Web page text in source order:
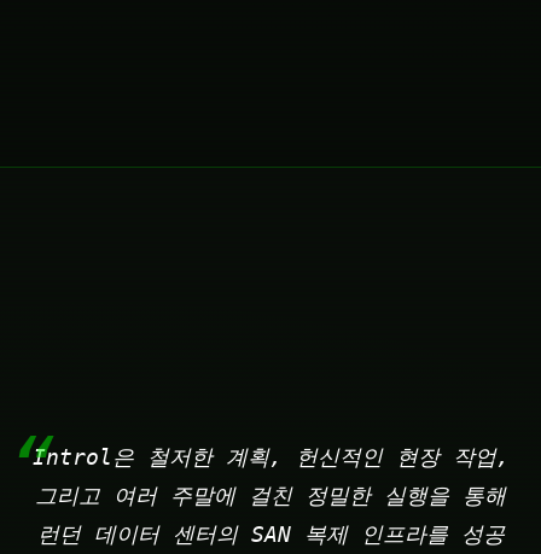
Introl은 철저한 계획, 헌신적인 현장 작업,
그리고 여러 주말에 걸친 정밀한 실행을 통해
런던 데이터 센터의 SAN 복제 인프라를 성공